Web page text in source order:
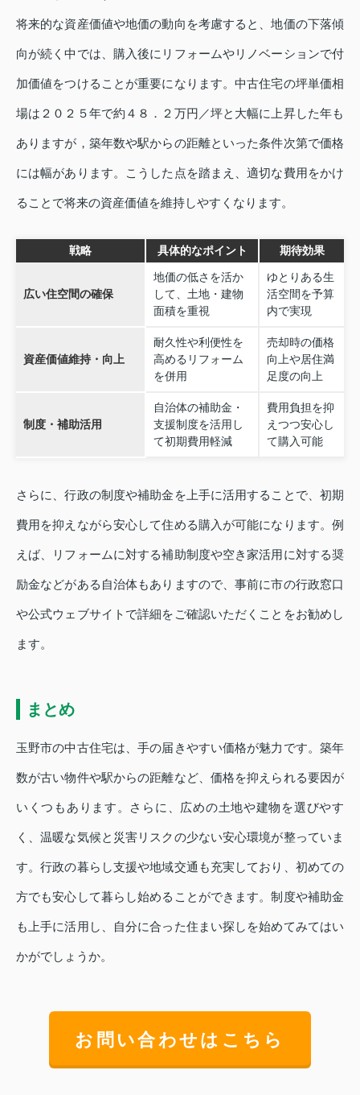
将来的な資産価値や地価の動向を考慮すると、地価の下落傾
向が続く中では、購入後にリフォームやリノベーションで付
加価値をつけることが重要になります。中古住宅の坪単価相
場は２０２５年で約４８．２万円／坪と大幅に上昇した年も
ありますが，築年数や駅からの距離といった条件次第で価格
には幅があります。こうした点を踏まえ、適切な費用をかけ
ることで将来の資産価値を維持しやすくなります。
戦略 具体的なポイント 期待効果
広い住空間の確保
地価の低さを活か
して、土地・建物
面積を重視
ゆとりある生
活空間を予算
内で実現
資産価値維持・向上
耐久性や利便性を
高めるリフォーム
を併用
売却時の価格
向上や居住満
足度の向上
制度・補助活用
自治体の補助金・
支援制度を活用し
て初期費用軽減
費用負担を抑
えつつ安心し
て購入可能
さらに、行政の制度や補助金を上手に活用することで、初期
費用を抑えながら安心して住める購入が可能になります。例
えば、リフォームに対する補助制度や空き家活用に対する奨
励金などがある自治体もありますので、事前に市の行政窓口
や公式ウェブサイトで詳細をご確認いただくことをお勧めし
ます。
まとめ
玉野市の中古住宅は、手の届きやすい価格が魅力です。築年
数が古い物件や駅からの距離など、価格を抑えられる要因が
いくつもあります。さらに、広めの土地や建物を選びやす
く、温暖な気候と災害リスクの少ない安心環境が整っていま
す。行政の暮らし支援や地域交通も充実しており、初めての
方でも安心して暮らし始めることができます。制度や補助金
も上手に活用し、自分に合った住まい探しを始めてみてはい
かがでしょうか。
お問い合わせはこちら